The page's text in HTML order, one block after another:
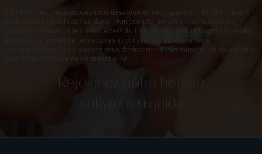
À tout moment vous pouvez vous désabonner en cliquant sur le lien présent
dans chaque newsletter ou dans "Mon compte" En vous inscrivant, vous
acceptez de recevoir les newsletters du LiVRE BLEU. Nous utilisons des outils
de mesure d’audience (ouvertures et clics) afin d’améliorer nos
communications. Vous pourrez vous désinscrire à tout moment. En savoir plus
dans notre Politique de confidentialité
Rejoignez notre histoire
@livrebleu.guide